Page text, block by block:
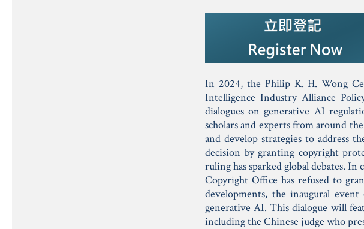
In 2024, the Philip K. H. Wong
Intelligence Industry Alliance
dialogues on generative AI
scholars and experts from around
and develop strategies to address
decision by granting copyright
ruling has sparked global debates. In
Copyright Office has refused to
developments, the inaugural
generative AI. This dialogue will
including the Chinese judge who